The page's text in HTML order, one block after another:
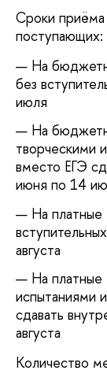
Сроки
поступающих:
На
без
июля
На
творческими
вместо ЕГЭ
июня по 14
На платные
августа
На
испытаниями
сдавать
августа
Количество